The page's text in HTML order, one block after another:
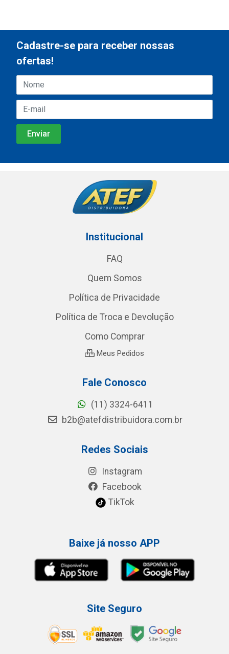
Cadastre-se para receber nossas
ofertas!
Institucional
FAQ
Quem Somos
Política de Privacidade
Política de Troca e Devolução
Como Comprar
Meus Pedidos
Fale Conosco
(11) 3324-6411
b2b@atefdistribuidora.com.br
Redes Sociais
Instagram
Facebook
TikTok
Baixe já nosso APP
Site Seguro